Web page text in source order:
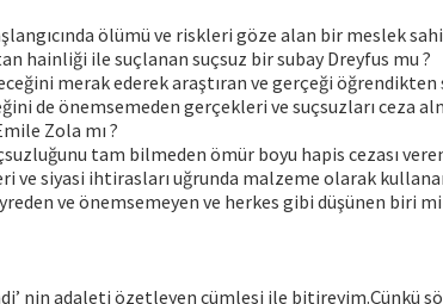
ölümü ve riskleri göze alan bir meslek
hainliği ile suçlanan suçsuz bir subay Dreyfus mu ?
merak ederek araştıran ve gerçeği öğrendikten
de önemsemeden gerçekleri ve suçsuzları ceza
Zola mı ?
tam bilmeden ömür boyu hapis cezası
ve siyasi ihtirasları uğrunda malzeme olarak
ve önemsemeyen ve herkes gibi düşünen biri mi
nin adaleti özetleyen cümlesi ile bitireyim.Çünkü